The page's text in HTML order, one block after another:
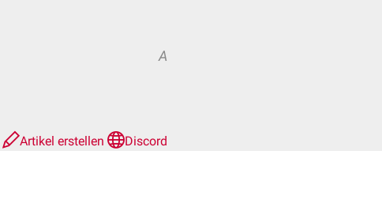
A
Artikel erstellen Discord